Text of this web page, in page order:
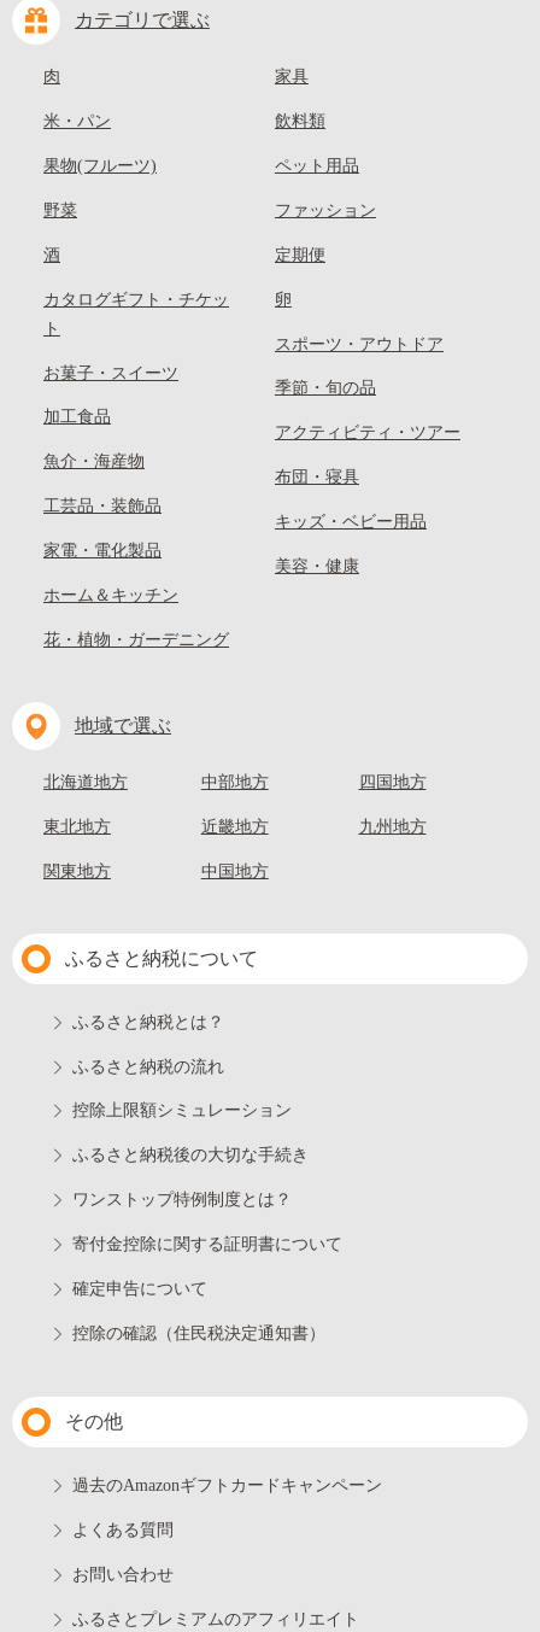
カテゴリで選ぶ
肉
米・パン
果物(フルーツ)
野菜
酒
カタログギフト・チケッ
ト
お菓子・スイーツ
加工食品
魚介・海産物
工芸品・装飾品
家電・電化製品
ホーム＆キッチン
花・植物・ガーデニング
家具
飲料類
ペット用品
ファッション
定期便
卵
スポーツ・アウトドア
季節・旬の品
アクティビティ・ツアー
布団・寝具
キッズ・ベビー用品
美容・健康
地域で選ぶ
北海道地方
東北地方
関東地方
中部地方
近畿地方
中国地方
四国地方
九州地方
ふるさと納税について
ふるさと納税とは？
ふるさと納税の流れ
控除上限額シミュレーション
ふるさと納税後の大切な手続き
ワンストップ特例制度とは？
寄付金控除に関する証明書について
確定申告について
控除の確認（住民税決定通知書）
その他
過去のAmazonギフトカードキャンペーン
よくある質問
お問い合わせ
ふるさとプレミアムのアフィリエイト